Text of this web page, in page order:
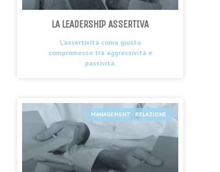
LA LEADERSHIP ASSERTIVA
L’assertività come giusto
compromesso tra aggressività e
passività.
MANAGEMENT - RELAZIONE